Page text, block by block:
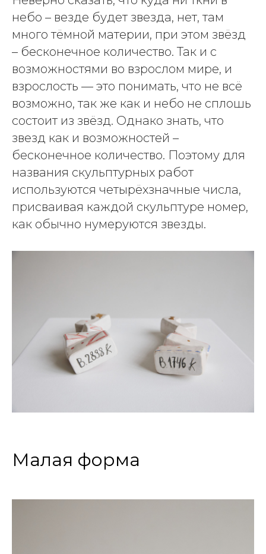
небо – везде будет звезда, нет, там
много тёмной материи, при этом звёзд
– бесконечное количество. Так и с
возможностями во взрослом мире, и
взрослость — это понимать, что не всё
возможно, так же как и небо не сплошь
состоит из звёзд. Однако знать, что
звезд как и возможностей –
бесконечное количество. Поэтому для
названия скульптурных работ
используются четырёхзначные числа,
присваивая каждой скульптуре номер,
как обычно нумеруются звезды.
Малая форма